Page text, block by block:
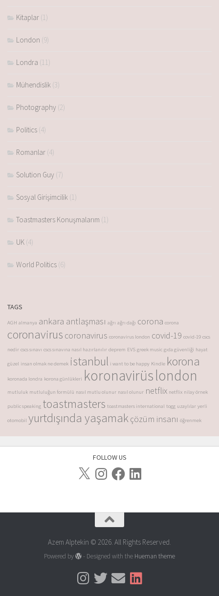
Kitaplar (1)
London (9)
Londra (11)
Mühendislik (3)
Photography (2)
Politics (4)
Romanlar (4)
Solution Guy (7)
Sosyal Girişimcilik (1)
Toastmasters Konuşmalarım (1)
UK (4)
World Politics (6)
TAGS
AGH almanya ankara antlaşması ağrı ağrı dağı corona corona
coronavirus coronavirus coronavirus london covid-19 covid-19 cscs
nedir cscs sınavı cscs sınavına nasıl hazırlanılır deprem EVS greek music gıda güvenliği hayat
güzel insan olmak ne demek istanbul i want to be happy Kindle korona
koronada londra korona günlükleri koronavirüslondon
mutluluk mutluluğun formülü nasıl mutlu olunur nasıl olunur netflix netflix nilay örnek
public speaking toastmasters toastmasters international togg uzaylılar yerli
otomobil yurtdışında yaşamakçözüm insanı öğrenmek
FOLLOW US
Azem Alptekin © 2026. All Rights Reserved.
Powered by - Designed with the Hueman theme